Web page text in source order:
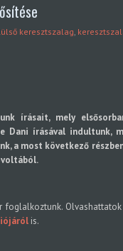
keresztszalag,
írásait, mely
Dani írásával indultunk,
a most következő
is.